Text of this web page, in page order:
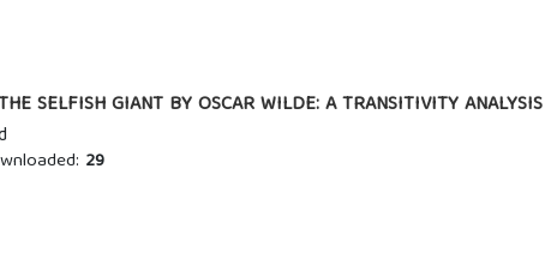
SELFISH GIANT BY OSCAR WILDE: A TRANSITIVITY ANALYSIS
29